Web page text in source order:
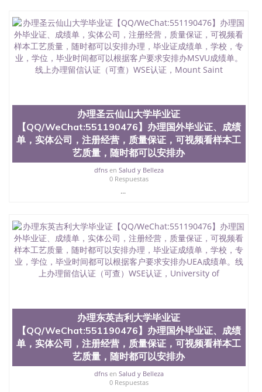
学座落于硅谷(Silicon Valley), 于附近的旧金山-圣何塞
地区为全美的重要科技中心。约有学生三万人，超过
134种学士学科和65个硕士学科，并有来自世界60余
国的学生来此就读。其有名的科系如计算机科学，电
子工程学，工商管理学，艺术设计，和航空学等，深
受性肯定及好评；而各种大学部和研究所的商学课程
定金下单； 3、公司确认到账转制作点做电子图；
4、电子图做好发给客户确认； 5、电子图确认好转成
品部做成品； 6、成品做好拍照或者视频确认再付余
款； 7、快递给客户（国内顺丰，国外DHL）。 三、
真实网上可查的证明材料 1、教育部学历学位认证，
留服真实存档可查，存档。 2、留学回国人员证明
（使馆认证），使馆网站真实存档可查。 3、留信网
与人类发展学院、信息工程与科学学院、人文学院、
护理学院、科学学院等。学校的教育学院排名在全美
前十名，工学院排名在前十五名，且继续攀升中。纽
约大学为学生们提供本科、硕士及博士学位。学校的
专业课程包括：会计学、MBA、财务、教育、建筑工
程、经济、医学、护理、文学、音乐、生物学、统计
理、材料科学、机械工程、航天工程、土木工程、数
学、化学、英语、社会科学、心理学、戏剧、市场营
销、机械工程、计算机科学、物理学、人工智能、商
科、金融专业 1、客户提供相关材料，确定客户办理
信息，给出操作方案； 2、补充毕业证成绩单等相关
材料； 3、留服注册申请账号，付定金； 4、预约递
交时间，公司人员陪同客户本人一起去留服递交材
料； 5、等待结果，完成结果书留服直接邮寄给客户
办理圣云仙山大学毕业证
【QQ/WeChat:551190476】办理国外毕业证、成绩
单，实体公司，注册经营，质量保证，可视频看样本工
艺质量，随时都可以安排办
dfnsen Salud y Belleza
0 Respuestas
...
办理东英吉利大学毕业证
【QQ/WeChat:551190476】办理国外毕业证、成绩
单，实体公司，注册经营，质量保证，可视频看样本工
艺质量，随时都可以安排办
dfnsen Salud y Belleza
0 Respuestas